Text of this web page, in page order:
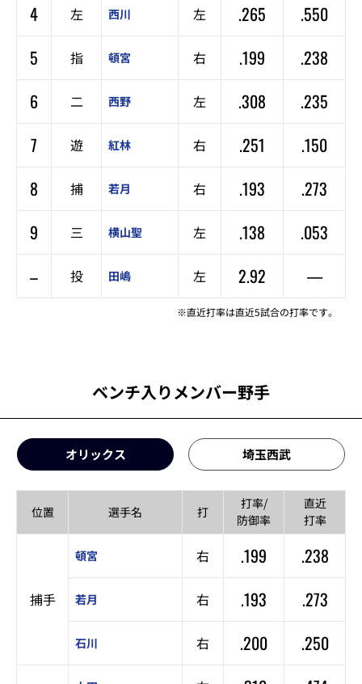
4
左 西川 左 .265
.550
5
指 頓宮 右 .199
.238
6
二 西野 左 .308
.235
7
遊 紅林 右 .251
.150
8
捕 若月 右 .193
.273
9
三 横山聖 左 .138
.053
–
投 田嶋 左 2.92 —
※直近打率は直近5試合の打率です。
ベンチ入りメンバー野手
オリックス 埼玉西武
位置 選手名 打
打率/
防御率
直近
打率
捕手
頓宮 右 .199 .238
若月 右 .193 .273
石川 右 .200 .250